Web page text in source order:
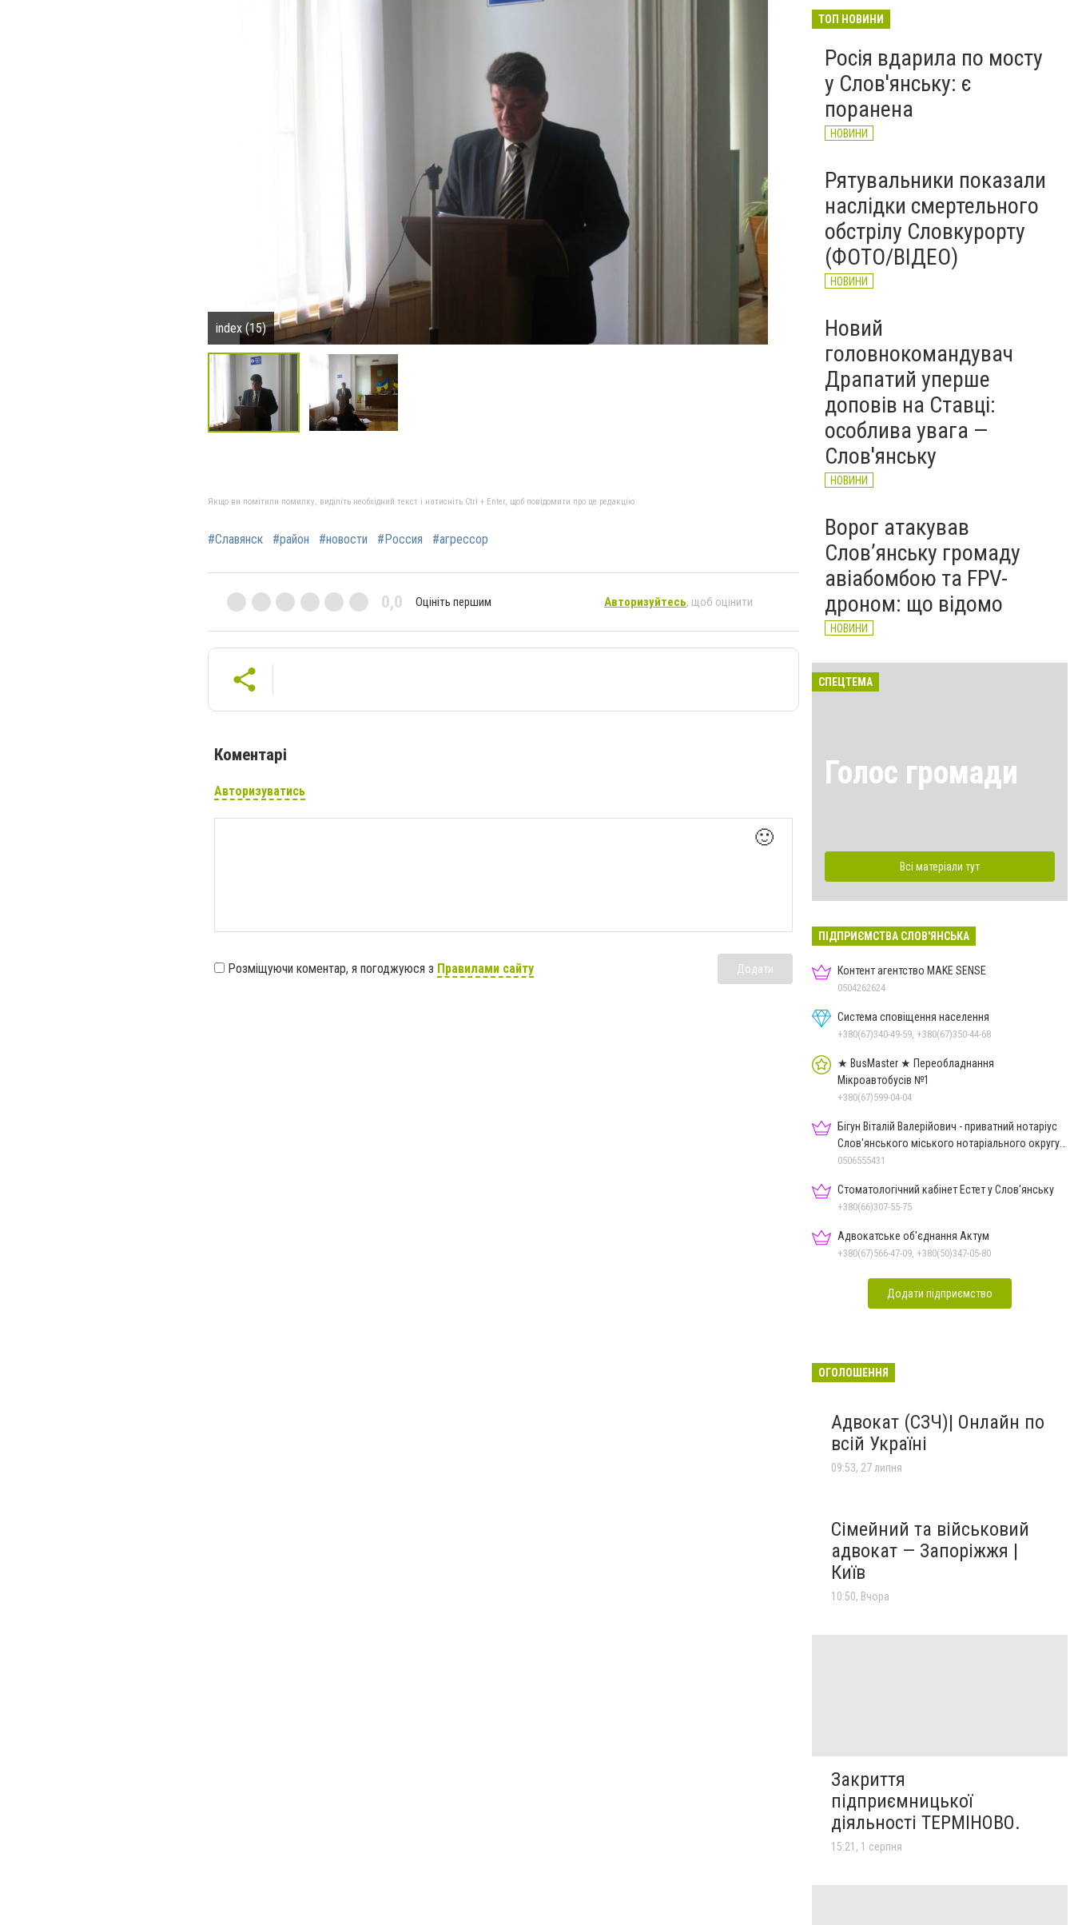
index (15) index (16)
Якщо ви помітили помилку, виділіть необхідний текст і натисніть Ctrl + Enter, щоб повідомити про це редакцію
#Славянск #район #новости #Россия #агрессор
0,0 Оцініть першим Авторизуйтесь, щоб оцінити
Коментарі
Авторизуватись
🙂
Розміщуючи коментар, я погоджуюся з Правилами сайту Додати
великої війни: 6 серпня
ТОП НОВИНИ
Росія вдарила по мосту
у Слов'янську: є
поранена
НОВИНИ
Рятувальники показали
наслідки смертельного
обстрілу Словкурорту
(ФОТО/ВІДЕО)
НОВИНИ
Новий
головнокомандувач
Драпатий уперше
доповів на Ставці:
особлива увага —
Слов'янську
НОВИНИ
Ворог атакував
Слов’янську громаду
авіабомбою та FPV-
дроном: що відомо
НОВИНИ
СПЕЦТЕМА
Голос громади
Всі матеріали тут
ПІДПРИЄМСТВА СЛОВ'ЯНСЬКА
Контент агентство MAKE SENSE
0504262624
Система сповіщення населення
+380(67)340-49-59, +380(67)350-44-68
★ BusMaster ★ Переобладнання
Мікроавтобусів №1
+380(67)599-04-04
Бігун Віталій Валерійович - приватний нотаріус
Слов'янського міського нотаріального округу
Дон.обл.
0506555431
Стоматологічний кабінет Естет у Слов'янську
+380(66)307-55-75
Адвокатське об'єднання Актум
+380(67)566-47-09, +380(50)347-05-80
Додати підприємство
ОГОЛОШЕННЯ
Адвокат (СЗЧ)| Онлайн по
всій Україні
09:53, 27 липня
Сімейний та військовий
адвокат — Запоріжжя |
Київ
10:50, Вчора
Закриття
підприємницької
діяльності ТЕРМІНОВО.
15:21, 1 серпня